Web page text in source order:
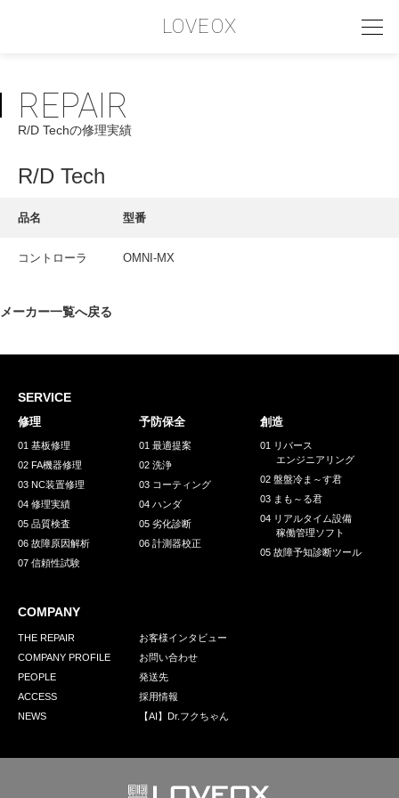
LOVEOX
PHILOSOPHY
フィロソフィー
COMPANY PROFILE
INTERVIEW
採用情報
GREEN CHALLENGE
環境への取り組み
お問い合わせ 発送先
REPAIR
R/D Techの修理実績
R/D Tech
品名 型番
コントローラ OMNI-MX
メーカー一覧へ戻る
SERVICE
修理
01 基板修理
02 FA機器修理
03 NC装置修理
04 修理実績
05 品質検査
06 故障原因解析
07 信頼性試験
予防保全
01 最適提案
02 洗浄
03 コーティング
04 ハンダ
05 劣化診断
06 計測器校正
創造
01 リバース
エンジニアリング
02 盤盤冷ま～す君
03 まも～る君
04 リアルタイム設備
稼働管理ソフト
05 故障予知診断ツール
COMPANY
THE REPAIR
COMPANY PROFILE
PEOPLE
ACCESS
NEWS
お客様インタビュー
お問い合わせ
発送先
採用情報
【AI】Dr.フクちゃん